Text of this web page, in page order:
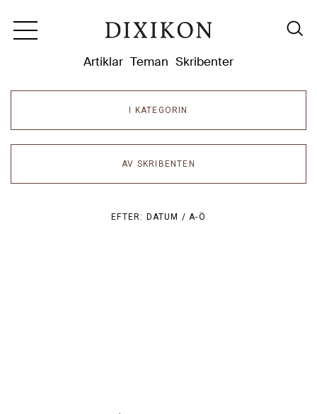
Artiklar Teman Skribenter
I KATEGORIN
AV SKRIBENTEN
EFTER: DATUM /A-Ö